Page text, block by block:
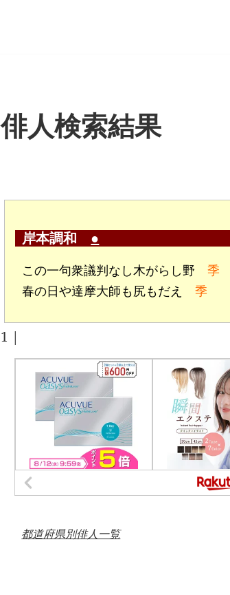
俳人検索結果
岸本調和 ●
この一句衆議判なし木がらし野季
春の日や達摩大師も尻もだえ季
1 |
都道府県別俳人一覧